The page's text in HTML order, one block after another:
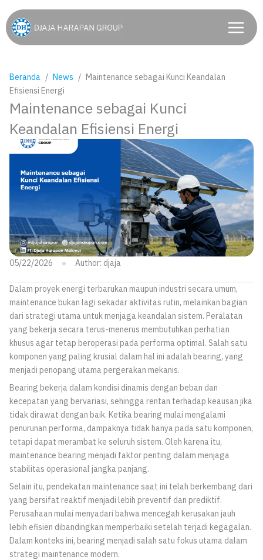
ke
konten
Beranda News
Maintenance sebagai Kunci Keandalan
Efisiensi Energi
Maintenance sebagai Kunci
Keandalan Efisiensi Energi
05/22/2026 Author: djaja
Dalam proyek energi terbarukan maupun industri secara umum,
maintenance bukan lagi sekadar aktivitas rutin, melainkan bagian
dari strategi utama untuk menjaga keandalan sistem. Peralatan
yang bekerja secara terus-menerus membutuhkan perhatian
khusus agar tetap beroperasi pada performa optimal. Salah satu
komponen yang paling krusial dalam hal ini adalah bearing, yang
menjadi penopang utama pergerakan mekanis.
Bearing bekerja dalam kondisi dinamis dengan beban dan
kecepatan yang bervariasi, sehingga rentan terhadap keausan jika
tidak dirawat dengan baik. Ketika bearing mulai mengalami
penurunan performa, dampaknya tidak hanya pada satu komponen,
tetapi dapat merambat ke seluruh sistem. Oleh karena itu,
maintenance bearing menjadi faktor penting dalam menjaga
stabilitas operasional jangka panjang.
Selain itu, pendekatan maintenance saat ini telah berkembang dari
yang bersifat reaktif menjadi lebih preventif dan prediktif.
Perusahaan mulai menyadari bahwa mencegah kerusakan jauh
lebih efisien dibandingkan memperbaiki setelah terjadi kegagalan.
Dalam konteks ini, bearing menjadi salah satu fokus utama dalam
strategi maintenance modern.